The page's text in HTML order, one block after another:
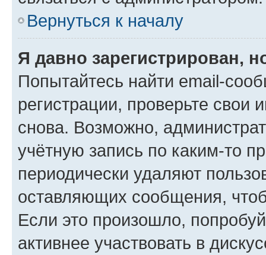
Вернуться к началу
Я давно зарегистрирован,
Попытайтесь найти email-
регистрации, проверьте свои
снова. Возможно,
учётную запись по каким-то
периодически удаляют
оставляющих сообщения,
Если это произошло,
активнее участвовать в